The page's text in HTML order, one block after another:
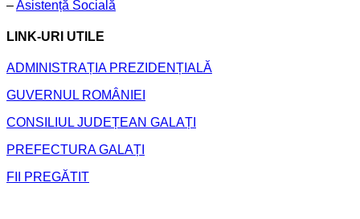
–Asistență Socială
LINK-URI UTILE
ADMINISTRAȚIA PREZIDENȚIALĂ
GUVERNUL ROMÂNIEI
CONSILIUL JUDEȚEAN GALAȚI
PREFECTURA GALAȚI
FII PREGĂTIT